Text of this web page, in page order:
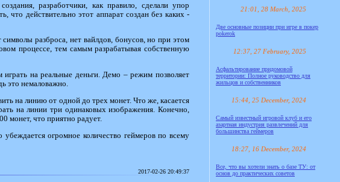
разработчики, как правило, сделали упор
действительно этот аппарат создан без каких -
символы разброса, нет вайлдов, бонусов, но при этом
процессе, тем самым разрабатывая собственную
на реальные деньги. Демо – режим позволяет
это немаловажно.
на линию от одной до трех монет. Что же, касается
на линии три одинаковых изображения. Конечно,
монет, что приятно радует.
огромное количество геймеров по всему
2017-02-26 20:49:37
21:01, 28 March, 2025
Две основные позиции при игре в покер
pokerok
12:37, 27 February, 2025
Асфальтирование придомовой
территории: Полное руководство для
жильцов и собственников
15:44, 25 December, 2024
Самый известный игровой клуб и его
азартная индустрия развлечений для
большинства геймеров
18:27, 16 December, 2024
Все, что вы хотели знать о базе ТУ: от
основ до практических советов